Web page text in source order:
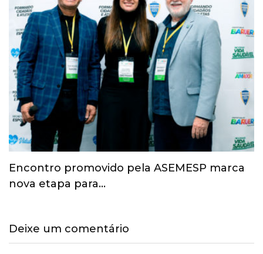
Esporte ganha espaço na agenda
econômica e mobiliza…
Deixe um comentário